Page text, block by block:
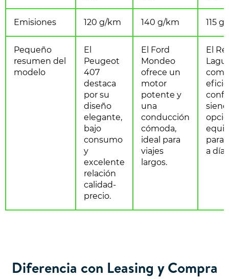
Emisiones 120 g/km 140 g/km 115
Pequeño
resumen del
modelo
El
Peugeot
407
destaca
por su
diseño
elegante,
bajo
consumo
y
excelente
relación
calidad-
precio.
El Ford
Mondeo
ofrece un
motor
potente y
una
conducción
cómoda,
ideal para
viajes
largos.
El
para
a día.
Diferencia con Leasing y Compra